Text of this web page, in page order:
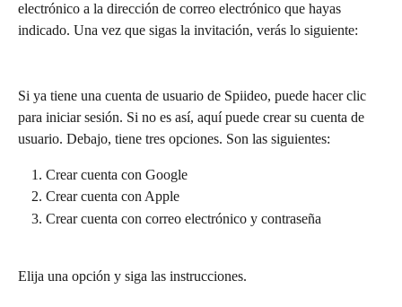
electrónico a la dirección de correo electrónico que hayas
indicado. Una vez que sigas la invitación, verás lo siguiente:
Si ya tiene una cuenta de usuario de Spiideo, puede hacer clic
para iniciar sesión. Si no es así, aquí puede crear su cuenta de
usuario. Debajo, tiene tres opciones. Son las siguientes:
Crear cuenta con Google
Crear cuenta con Apple
Crear cuenta con correo electrónico y contraseña
Elija una opción y siga las instrucciones.